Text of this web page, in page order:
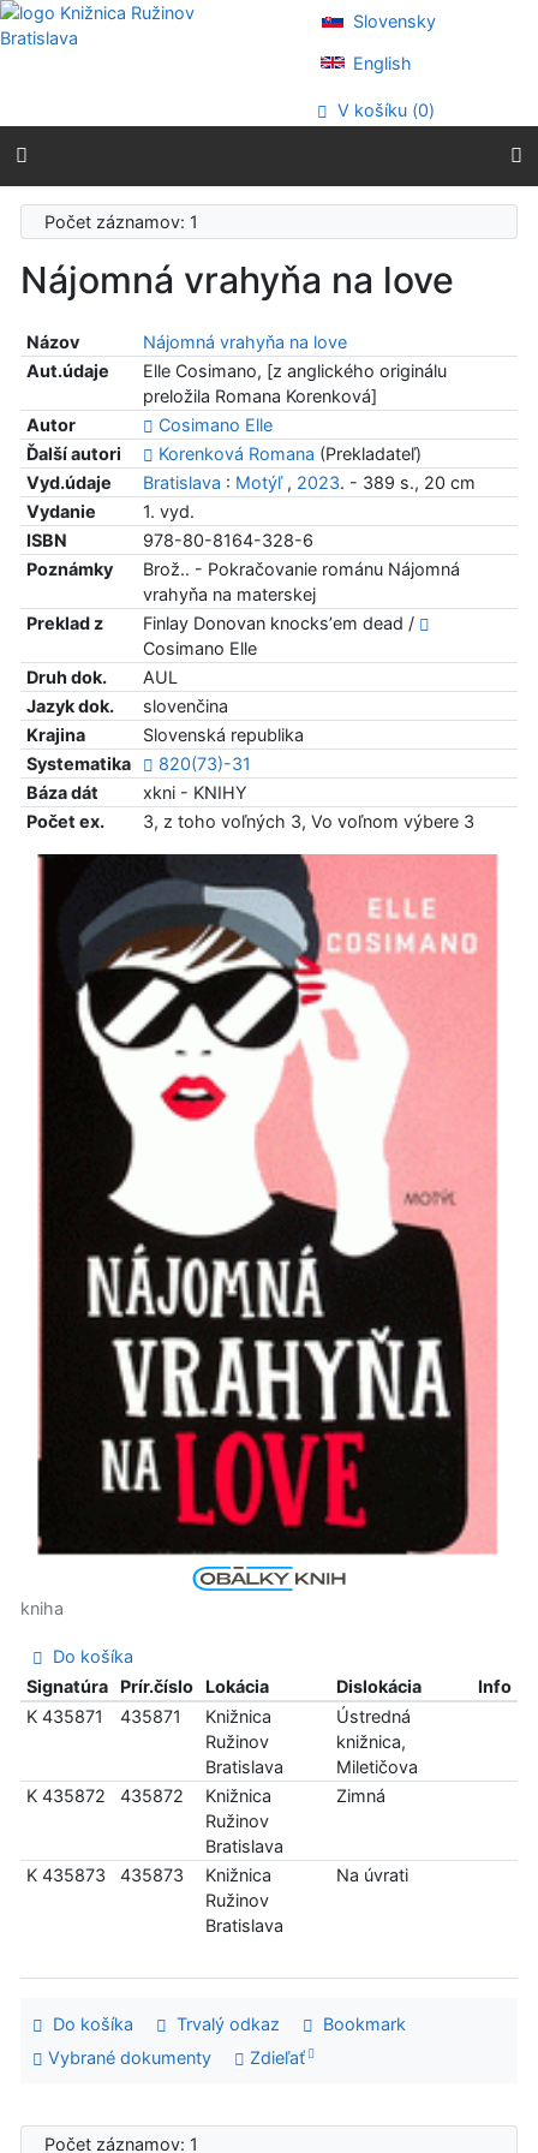
Prejsť na obsah
Prejsť na menu
Prehlásenie o webovej prístupnosti
Slovensky
English
V košíku (0)
Počet záznamov: 1
Nájomná vrahyňa na love
Názov
Nájomná vrahyňa na love
Aut.údaje
Elle Cosimano, [z anglického originálu
preložila Romana Korenková]
Autor
Cosimano Elle
Ďalší autori
Korenková Romana (Prekladateľ)
Vyd.údaje
Bratislava : Motýľ, 2023. - 389 s., 20 cm
Vydanie
1. vyd.
ISBN
978-80-8164-328-6
Poznámky
Brož.. - Pokračovanie románu Nájomná
vrahyňa na materskej
Preklad z
Finlay Donovan knocksʼem dead /
Cosimano Elle
Druh dok.
AUL
Jazyk dok.
slovenčina
Krajina
Slovenská republika
Systematika
820(73)-31
Báza dát
xkni - KNIHY
Počet ex.
3, z toho voľných 3, Vo voľnom výbere 3
kniha
Do košíka
Signatúra
Prír.číslo Lokácia Dislokácia
Info
K 435871
435871
Knižnica
Ružinov
Bratislava
Ústredná
knižnica,
Miletičova
K 435872
435872
Knižnica
Ružinov
Bratislava
Zimná
K 435873 435873
Knižnica
Ružinov
Bratislava
Na úvrati
Do košíka Trvalý odkaz
Bookmark
Vybrané dokumenty
Zdieľať
Počet záznamov: 1